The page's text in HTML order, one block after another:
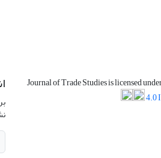
Journal of Trade Studies is licensed
4.0